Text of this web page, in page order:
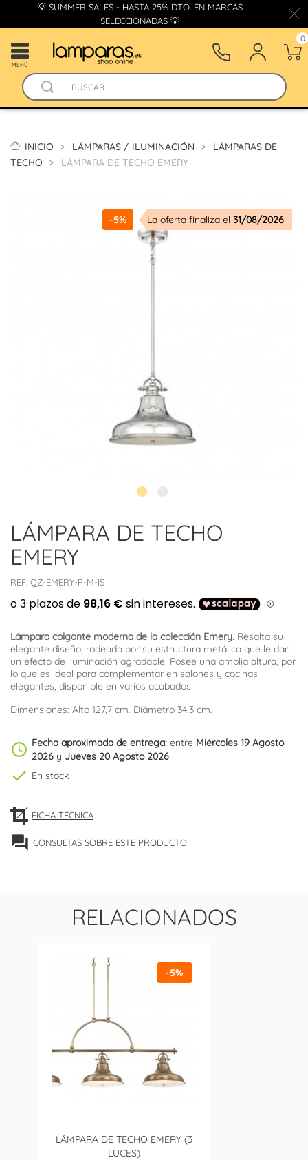
💡 SUMMER SALES - HASTA 25% DTO. EN MARCAS
SELECCIONADAS 💡
MENÚ
0
INICIO LÁMPARAS / ILUMINACIÓN
LÁMPARAS DE
TECHO
LÁMPARA DE TECHO EMERY
-5% La oferta finaliza el 31/08/2026
LÁMPARA DE TECHO
EMERY
REF: QZ-EMERY-P-M-IS
Lámpara colgante moderna de la colección Emery. Resalta su
elegante diseño, rodeada por su estructura metálica que le dan
un efecto de iluminación agradable. Posee una amplia altura, por
lo que es ideal para complementar en salones y cocinas
elegantes, disponible en varios acabados.
Dimensiones: Alto 127,7 cm. Diámetro 34,3 cm.
schedule Fecha aproximada de entrega: entre Miércoles 19 Agosto
2026 y Jueves 20 Agosto 2026
check En stock
FICHA TÉCNICA
forum CONSULTAS SOBRE ESTE PRODUCTO
RELACIONADOS
LÁMPARA DE TECHO EMERY (3
LUCES)
-5%